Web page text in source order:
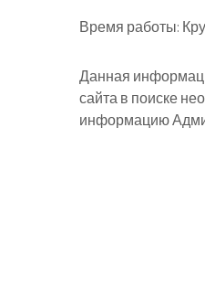
Время работы:
Данная
сайта в поиске
информацию